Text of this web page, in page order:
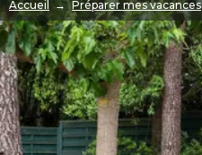
Accueil Préparer mes vacances